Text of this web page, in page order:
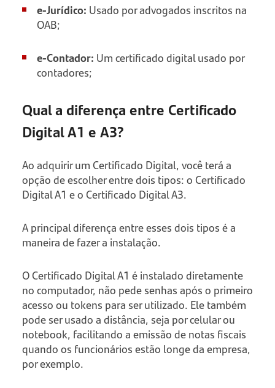
e-Jurídico: Usado por advogados inscritos na
OAB;
e-Contador: Um certificado digital usado por
contadores;
Qual a diferença entre Certificado
Digital A1 e A3?
Ao adquirir um Certificado Digital, você terá a
opção de escolher entre dois tipos: o Certificado
Digital A1 e o Certificado Digital A3.
A principal diferença entre esses dois tipos é a
maneira de fazer a instalação.
O Certificado Digital A1 é instalado diretamente
no computador, não pede senhas após o primeiro
acesso ou tokens para ser utilizado. Ele também
pode ser usado a distância, seja por celular ou
notebook, facilitando a emissão de notas fiscais
quando os funcionários estão longe da empresa,
por exemplo.